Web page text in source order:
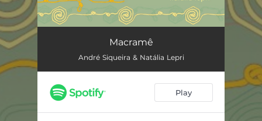
Elmo de São Jorge
Autoretrato
La Pomeña 03:47
Macramê
André Siqueira & Natália Lepri
Play